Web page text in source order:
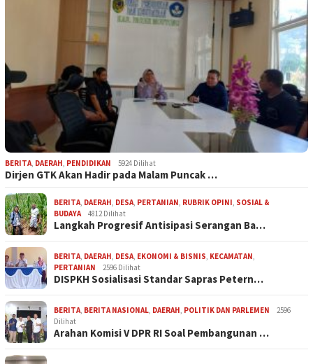
BERITA, DAERAH, PENDIDIKAN 5924 Dilihat
Dirjen GTK Akan Hadir pada Malam Puncak …
BERITA, DAERAH, DESA, PERTANIAN, RUBRIK OPINI, SOSIAL &
BUDAYA
4812 Dilihat
Langkah Progresif Antisipasi Serangan Ba…
BERITA, DAERAH, DESA, EKONOMI & BISNIS, KECAMATAN,
PERTANIAN
2596 Dilihat
DISPKH Sosialisasi Standar Sapras Petern…
BERITA, BERITA NASIONAL, DAERAH, POLITIK DAN PARLEMEN
2596
Dilihat
Arahan Komisi V DPR RI Soal Pembangunan …